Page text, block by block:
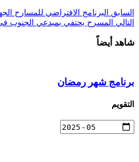
السابق البرنامج الافتراضي للمسارح
التالي المسرح يحتفي بمبدعي الجنوب في
شاهد أيضاً
برنامج شهر رمضان
التقويم